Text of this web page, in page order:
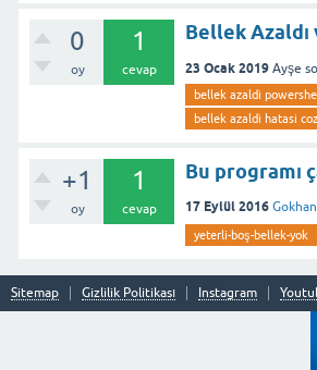
0
oy
1
cevap
Bellek Azaldı
23 Ocak 2019 Ayşe
bellek azaldi
bellek azaldi hatasi
+1
oy
1
cevap
Bu programı
17 Eylül 2016 Gokhan
yeterli-boş-bellek-yok
Sitemap Gizlilik Politikası Instagram